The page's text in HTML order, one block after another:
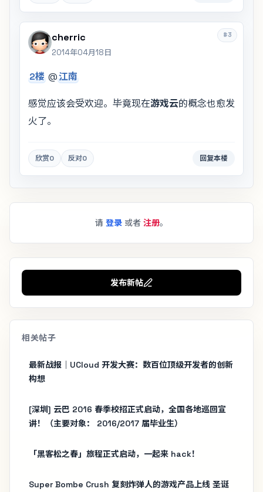
#3
cherric
2014年04月18日
2楼 @江南
感觉应该会受欢迎。毕竟现在游戏云的概念也愈发
火了。
欣赏0 反对0 回复本楼
请 登录 或者 注册。
发布新帖
相关帖子
最新战报｜UCloud 开发大赛：数百位顶级开发者的创新
构想
[深圳] 云巴 2016 春季校招正式启动，全国各地巡回宣
讲！（主要对象： 2016/2017 届毕业生）
「黑客松之春」旅程正式启动，一起来 hack！
Super Bombe Crush 复刻炸弹人的游戏产品上线 圣诞